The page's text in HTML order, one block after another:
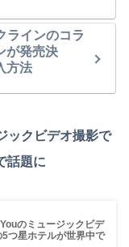
ラインのコラ
が発売決
方法
ックビデオ撮影で
話題に
のミュージックビデ
つ星ホテルが世界中で